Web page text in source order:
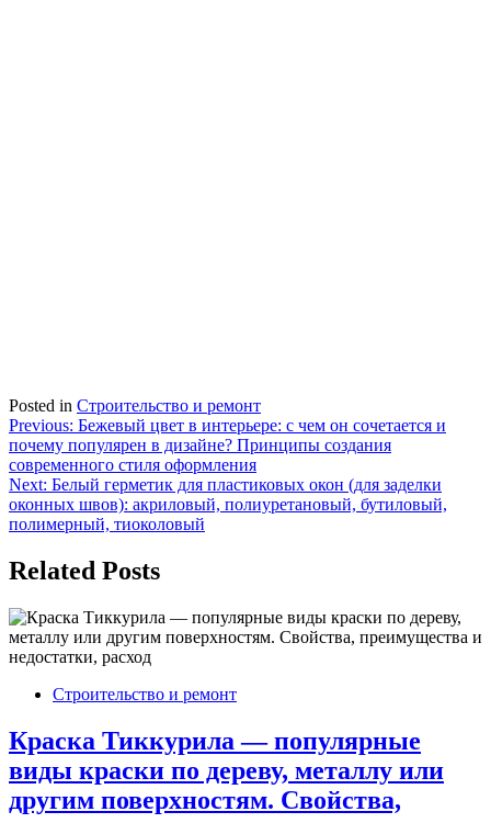
Posted in Строительство и ремонт
Навигация
по
записям
Previous: Бежевый цвет в интерьере: с чем он сочетается и
почему популярен в дизайне? Принципы создания
современного стиля оформления
Next: Белый герметик для пластиковых окон (для заделки
оконных швов): акриловый, полиуретановый, бутиловый,
полимерный, тиоколовый
Related Posts
Строительство и ремонт
Краска Тиккурила — популярные
виды краски по дереву, металлу или
другим поверхностям. Свойства,